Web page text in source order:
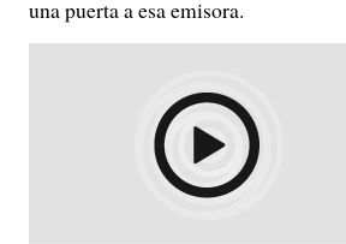
una puerta a esa emisora.